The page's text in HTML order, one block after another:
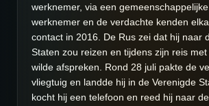
werknemer, via een
werknemer en de verdachte kenden
contact in 2016. De Rus zei dat hij naar
Staten zou reizen en tijdens zijn reis
wilde afspreken. Rond 28 juli pakte de
vliegtuig en landde hij in de Verenigde
kocht hij een telefoon en reed hij naar